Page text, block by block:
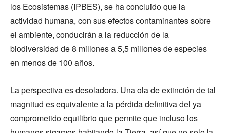
los Ecosistemas (IPBES), se ha concluido que la
actividad humana, con sus efectos contaminantes sobre
el ambiente, conducirán a la reducción de la
biodiversidad de 8 millones a 5,5 millones de especies
en menos de 100 años.
La perspectiva es desoladora. Una ola de extinción de tal
magnitud es equivalente a la pérdida definitiva del ya
comprometido equilibrio que permite que incluso los